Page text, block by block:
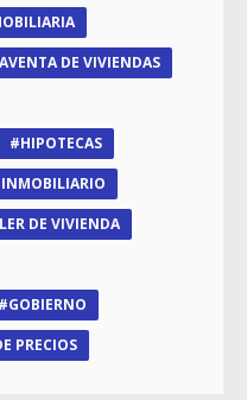
DE VIVIENDAS
HIPOTECAS
INMOBILIARIO
DE VIVIENDA
GOBIERNO
PRECIOS